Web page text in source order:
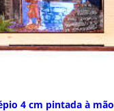
4 cm pintada à mão